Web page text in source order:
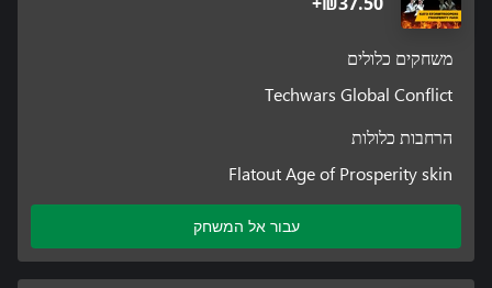
משחקים כלולים
Techwars Global Conflict
הרחבות כלולות
Flatout Age of Prosperity skin
עבור אל המשחק